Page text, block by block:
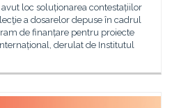
loc soluționarea contestațiilor
a dosarelor depuse în cadrul
de finanțare pentru proiecte
derulat de Institutul